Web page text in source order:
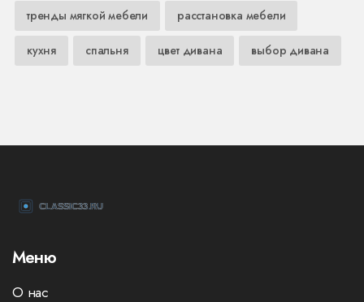
тренды мягкой мебели расстановка мебели
кухня спальня цвет дивана выбор дивана
Меню
О нас